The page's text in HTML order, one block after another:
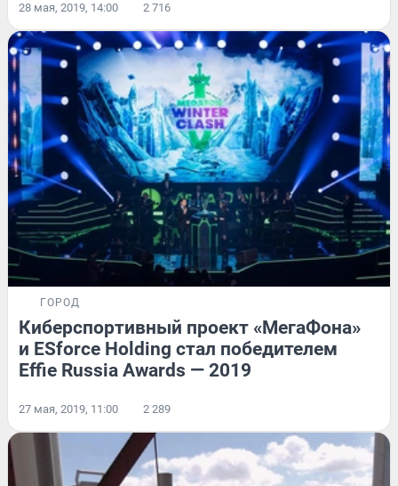
28 мая, 2019, 14:00 2 716
ГОРОД
Киберспортивный проект «МегаФона»
и ESforce Holding стал победителем
Effie Russia Awards — 2019
27 мая, 2019, 11:00 2 289